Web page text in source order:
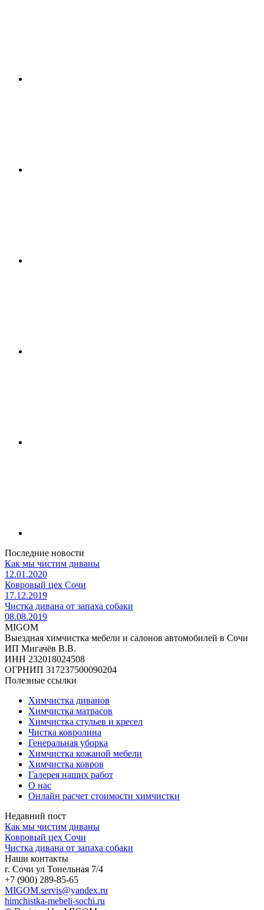
Последние новости
Как мы чистим диваны
12.01.2020
Ковровый цех Сочи
17.12.2019
Чистка дивана от запаха собаки
08.08.2019
MIGOM
Выездная химчистка мебели и салонов автомобилей в Сочи
ИП Мигачёв В.В.
ИНН 232018024508
ОГРНИП 317237500090204
Полезные ссылки
Химчистка диванов
Химчистка матрасов
Химчистка стульев и кресел
Чистка ковролина
Генеральная уборка
Химчистка кожаной мебели
Химчистка ковров
Галерея наших работ
О нас
Онлайн расчет стоимости химчистки
Недавний пост
Как мы чистим диваны
Ковровый цех Сочи
Чистка дивана от запаха собаки
Наши контакты
г. Сочи ул Тонельная 7/4
+7 (900) 289-85-65
MIGOM.servis@yandex.ru
himchistka-mebeli-sochi.ru